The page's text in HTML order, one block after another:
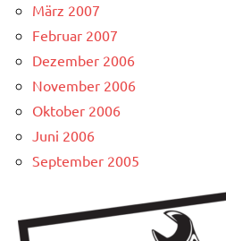
März 2007
Februar 2007
Dezember 2006
November 2006
Oktober 2006
Juni 2006
September 2005